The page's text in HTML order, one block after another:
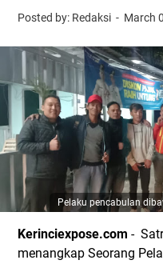
Posted by: Redaksi March
Pelaku pencabulan
Kerinciexpose.com -
menangkap Seorang